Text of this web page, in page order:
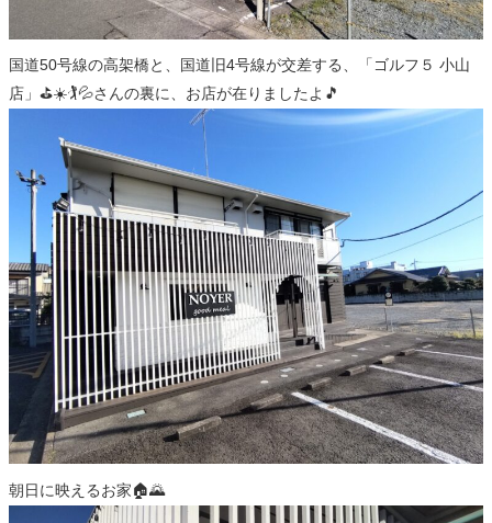
国道50号線の高架橋と、国道旧4号線が交差する、「ゴルフ５ 小山
店」⛳️☀️🏌️💦さんの裏に、お店が在りましたよ🎵
朝日に映えるお家🏠️🌄